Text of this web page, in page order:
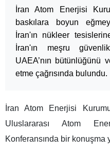
İran Atom Enerjisi
baskılara boyun
İran'ın nükleer
İran'ın meşru
UAEA’nın bütünlüğünü
etme çağrısında bulundu.
İran Atom Enerjisi
Uluslararası Atom
Konferansında bir konuşma